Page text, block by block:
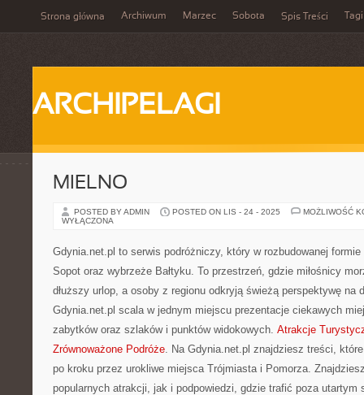
Strona główna Archiwum Marzec Sobota Spis Treści Tagi
ARCHIPELAGI
MIELNO
POSTED BY ADMIN POSTED ON LIS - 24 - 2025
MOŻLIWOŚĆ
WYŁĄCZONA
Gdynia.net.pl to serwis podróżniczy, który w rozbudowanej
Sopot oraz wybrzeże Bałtyku. To przestrzeń, gdzie miłośnicy
dłuższy urlop, a osoby z regionu odkryją świeżą perspektywę na
Gdynia.net.pl scala w jednym miejscu prezentacje ciekawych
zabytków oraz szlaków i punktów widokowych. Atrakcje
Zrównoważone Podróże. Na Gdynia.net.pl znajdziesz treści,
po kroku przez urokliwe miejsca Trójmiasta i Pomorza.
popularnych atrakcji, jak i podpowiedzi, gdzie trafić poza utartym